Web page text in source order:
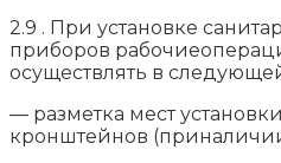
2.9 . При установке
приборов
осуществлять в
— разметка мест
кронштейнов